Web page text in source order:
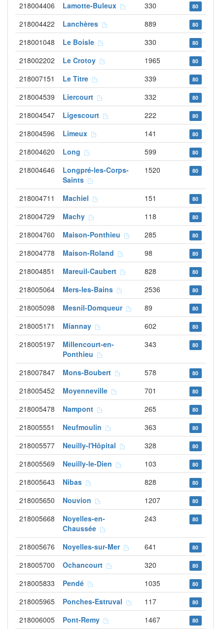
218004406 Lamotte-Buleux 330 80
218004422 Lanchères 889 80
218001048 Le Boisle 330 80
218002202 Le Crotoy 1965 80
218007151 Le Titre 339 80
218004539 Liercourt 332 80
218004547 Ligescourt 222 80
218004596 Limeux 141 80
218004620 Long 599 80
218004646
Longpré-les-Corps-
Saints
1520 80
218004711 Machiel 151 80
218004729 Machy 118 80
218004760 Maison-Ponthieu 285 80
218004778 Maison-Roland 98 80
218004851 Mareuil-Caubert 828 80
218005064 Mers-les-Bains 2536 80
218005098 Mesnil-Domqueur 89 80
218005171 Miannay 602 80
218005197
Millencourt-en-
Ponthieu
343 80
218007847 Mons-Boubert 578 80
218005452 Moyenneville 701 80
218005478 Nampont 265 80
218005551 Neufmoulin 363 80
218005577 Neuilly-l'Hôpital 328 80
218005569 Neuilly-le-Dien 103 80
218005643 Nibas 828 80
218005650 Nouvion 1207 80
218005668
Noyelles-en-
Chaussée
243 80
218005676 Noyelles-sur-Mer 641 80
218005700 Ochancourt 320 80
218005833 Pendé 1035 80
218005965 Ponches-Estruval 117 80
218006005 Pont-Remy 1467 80